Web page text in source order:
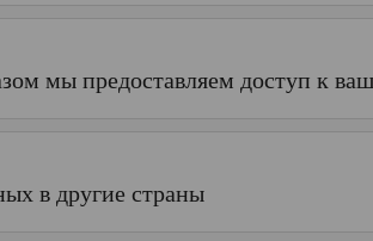
мы предоставляем доступ к
в другие страны